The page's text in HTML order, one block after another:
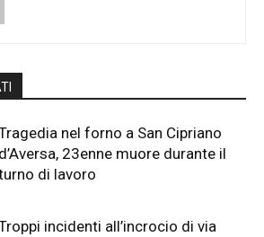
nel forno a San Cipriano
d’Aversa, 23enne muore durante il
di lavoro
incidenti all’incrocio di via